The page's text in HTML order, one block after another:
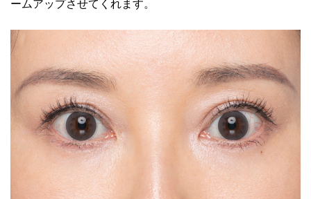
ームアップさせてくれます。